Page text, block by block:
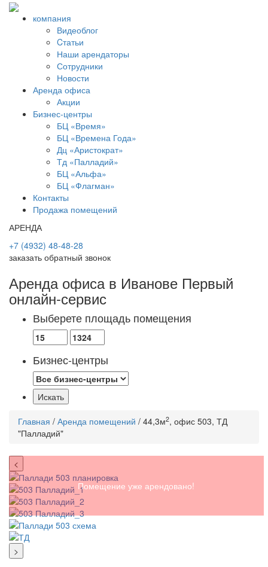
компания
Видеоблог
Cтатьи
Наши арендаторы
Сотрудники
Новости
Аренда офиса
Акции
Бизнес-центры
БЦ «Время»
БЦ «Времена Года»
Дц «Аристократ»
Тд «Палладий»
БЦ «Альфа»
БЦ «Флагман»
Контакты
Продажа помещений
АРЕНДА
+7 (4932) 48-48-28
заказать обратный звонок
Аренда офиса в Иванове Первый
онлайн-сервис
Выберете площадь помещения
Бизнес-центры
Главная / Аренда помещений / 44,3м2, офис 503, ТД
"Палладий"
Помещение уже арендовано!
<
>